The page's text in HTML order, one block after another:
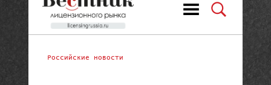
Российские новости